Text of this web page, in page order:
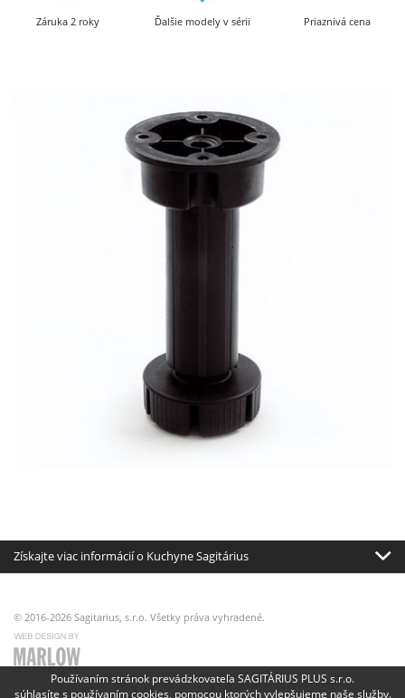
Záruka 2 roky Ďalšie modely v sérii Priaznivá cena
Získajte viac informácií o Kuchyne Sagitárius
© 2016-2026 Sagitarius, s.r.o. Všetky práva vyhradené.
Používaním stránok prevádzkovateľa SAGITÁRIUS PLUS s.r.o.
súhlasíte s používaním cookies, pomocou ktorých vylepšujeme naše služby.